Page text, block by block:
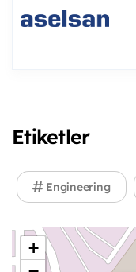
Etiketler
Engineering
+